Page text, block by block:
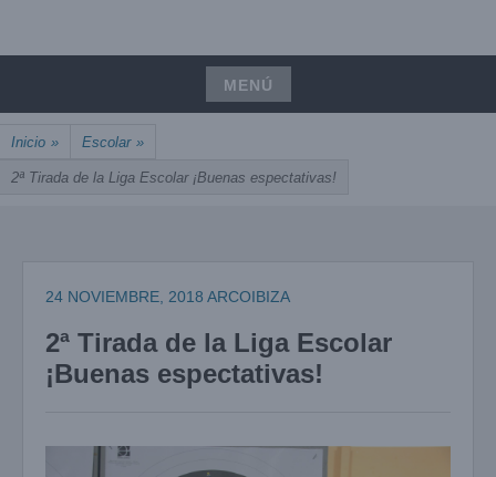
ARCOIBIZA
MENÚ
Saltar
al
contenido
Inicio » Escolar »
2ª Tirada de la Liga Escolar ¡Buenas espectativas!
24 NOVIEMBRE, 2018 ARCOIBIZA
2ª Tirada de la Liga Escolar
¡Buenas espectativas!